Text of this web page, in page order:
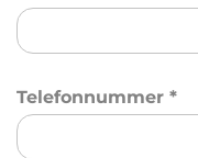
Telefonnummer *